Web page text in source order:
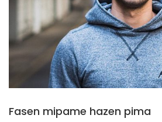
Fasen mipame hazen pima